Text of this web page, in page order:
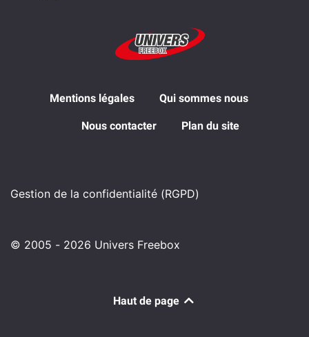
Mentions légales Qui sommes nous
Nous contacter Plan du site
Gestion de la confidentialité (RGPD)
© 2005 - 2026 Univers Freebox
Haut de page